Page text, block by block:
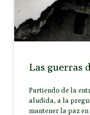
Las guerras
Partiendo de la
aludida, a la
mantener la paz en